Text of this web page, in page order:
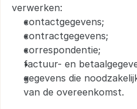
verwerken:
contactgegevens;
contractgegevens;
correspondentie;
factuur- en
gegevens die
van de overeenkomst.